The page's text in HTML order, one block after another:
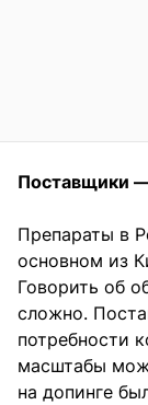
Поставщики
Препараты в
основном из
Говорить об
сложно.
потребности
масштабы
на допинге